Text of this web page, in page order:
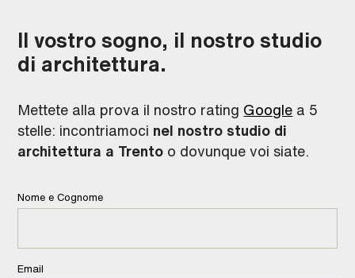
Il vostro sogno, il nostro studio
di architettura.
Mettete alla prova il nostro rating Google a 5
stelle: incontriamoci nel nostro studio di
architettura a Trento o dovunque voi siate.
Nome e Cognome
Email